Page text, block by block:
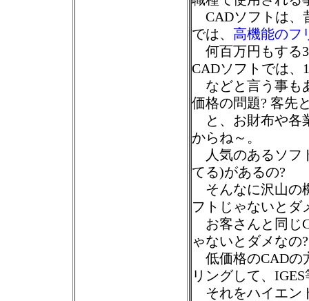
CADソフトは、
では、 高機能のフ
何百万円もする
CADソフトでは、
などと言う事も
価格の問題? 客先
と、お財布や各
からね～。
人気のあるソフ
てる)があるの?
そんなに沢山の
フトじゃないとダ
お客さんと同じ
ゃないとダメなの?
低価格のCADの
リングして、
それをハイエン